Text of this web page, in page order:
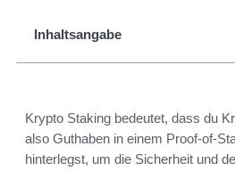
Inhaltsangabe
Krypto Staking bedeutet, dass du
also Guthaben in einem Proof-of-
hinterlegst, um die Sicherheit und